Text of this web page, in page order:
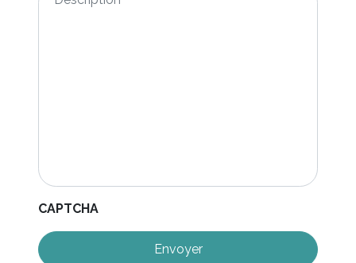
CAPTCHA